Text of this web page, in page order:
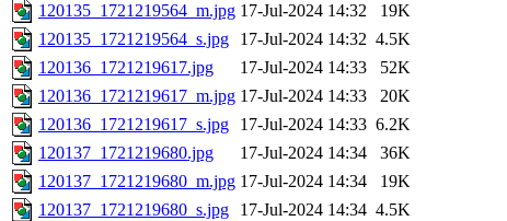
120135_1721219564_m.jpg 17-Jul-2024 14:32
19K
120135_1721219564_s.jpg
17-Jul-2024 14:32 4.5K
120136_1721219617.jpg
17-Jul-2024 14:33
52K
120136_1721219617_m.jpg 17-Jul-2024 14:33
20K
120136_1721219617_s.jpg
17-Jul-2024 14:33 6.2K
120137_1721219680.jpg
17-Jul-2024 14:34
36K
120137_1721219680_m.jpg 17-Jul-2024 14:34
19K
120137_1721219680_s.jpg
17-Jul-2024 14:34 4.5K